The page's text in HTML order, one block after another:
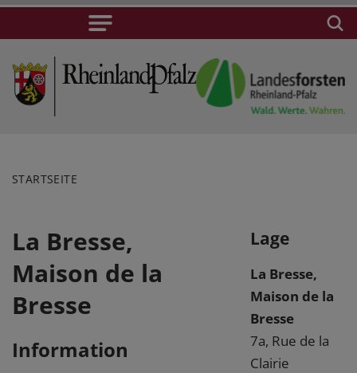
STARTSEITE
La Bresse,
Maison de la
Bresse
Information
Lage
La Bresse,
Maison de la
Bresse
7a, Rue de la
Clairie